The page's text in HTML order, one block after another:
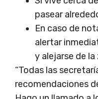
pasear
En caso de
alertar
y alejarse de la
“Todas las
recomendaciones